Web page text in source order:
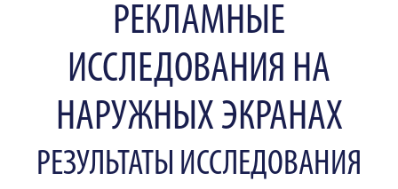
РЕКЛАМНЫЕ
ИССЛЕДОВАНИЯ НА
НАРУЖНЫХ ЭКРАНАХ
РЕЗУЛЬТАТЫ ИССЛЕДОВАНИЯ